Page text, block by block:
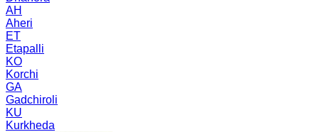
AH
Aheri
ET
Etapalli
KO
Korchi
GA
Gadchiroli
KU
Kurkheda